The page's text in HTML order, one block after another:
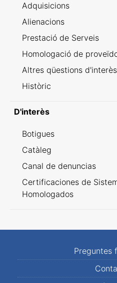
Adquisicions
Alienacions
Prestació de Serveis
Homologació de
Altres qüestions d'interès
Històric
D'interès
Botigues
Catàleg
Canal de denuncias
Certificaciones de
Homologados
Preguntes